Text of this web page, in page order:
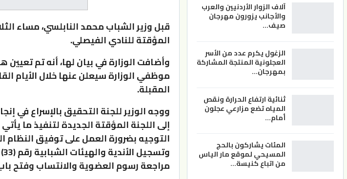
قبل وزير الشباب محمد النابلسي، مساء
المؤقتة للنادي الفيصلي.
وأضافت الوزارة في بيان لها، أنه تم
موظفي الوزارة سيعلن عنها خلال الأيام
المقبلة.
ووجه الوزير للجنة التحقيق بالإسراع في
إلى اللجنة المؤقتة الجديدة لتنفيذ ما
التوجيه بضرورة العمل على توفيق النظام
مراجعة رسوم العضوية والانتساب وفتح
آلاف الزوار الأردنيين والعرب
والأجانب يزورون مهرجان
صيف…
الزغول يكرم عدد من الأسر
العجلونية المنتجة المشاركة
بمهرجان…
ثنائية ارتفاع الحرارة ونقص
المياه تضع مزارعي عجلون
أمام…
المئات يشاركون بالحج
المسيحي لموقع مار الياس
من اتباع كنيسة…